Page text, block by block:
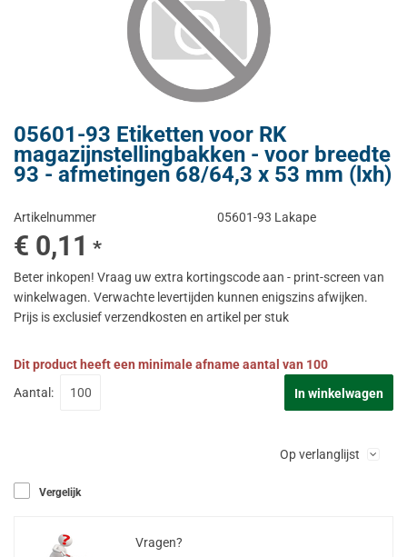
05601-93 Etiketten voor RK
magazijnstellingbakken - voor breedte
93 - afmetingen 68/64,3 x 53 mm (lxh)
Artikelnummer 05601-93 Lakape
€ 0,11 *
Beter inkopen! Vraag uw extra kortingscode aan - print-screen van
winkelwagen. Verwachte levertijden kunnen enigszins afwijken.
Prijs is exclusief verzendkosten en artikel per stuk
Dit product heeft een minimale afname aantal van 100
Aantal:
In winkelwagen
Op verlanglijst
Vergelijk
Vragen?